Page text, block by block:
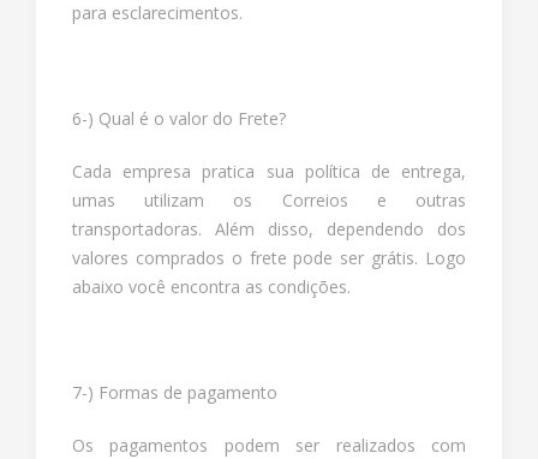
para esclarecimentos.
6-) Qual é o valor do Frete?
Cada empresa pratica sua política de entrega,
umas utilizam os Correios e outras
transportadoras. Além disso, dependendo dos
valores comprados o frete pode ser grátis. Logo
abaixo você encontra as condições.
7-) Formas de pagamento
Os pagamentos podem ser realizados com